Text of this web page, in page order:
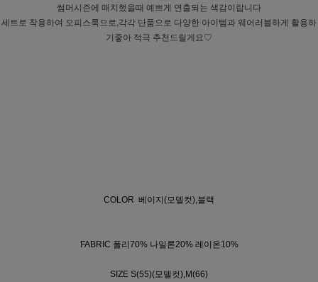
썸머시즌에 매치했을때 예쁘게 연출되는 색감이랍니다
세트로 착용하여 오피스룩으로,각각 단품으로 다양한 아이템과 웨어러블하게 활용하
기좋아 적극 추천드릴게요♡
COLOR 베이지(모델컷),블랙
FABRIC 폴리70% 나일론20% 레이온10%
SIZE S(55)(모델컷),M(66)